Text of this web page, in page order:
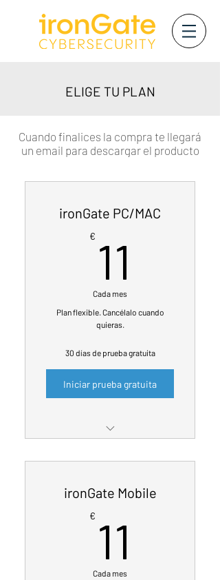
ELIGE TU PLAN
Cuando finalices la compra te llegará
un email para descargar el producto
ironGate PC/MAC
€ 11
Cada mes
Plan flexible. Cancélalo cuando
quieras.
30 días de prueba gratuita
Iniciar prueba gratuita
ironGate para Windows o
corporativo para PC o Mac
de fugas ironGate DataBreach
ironGate Mobile
€ 11
Cada mes